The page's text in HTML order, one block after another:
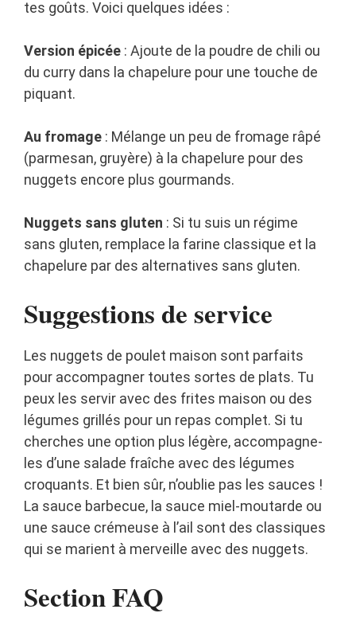
tes goûts. Voici quelques idées :
Version épicée : Ajoute de la poudre de chili ou
du curry dans la chapelure pour une touche de
piquant.
Au fromage : Mélange un peu de fromage râpé
(parmesan, gruyère) à la chapelure pour des
nuggets encore plus gourmands.
Nuggets sans gluten : Si tu suis un régime
sans gluten, remplace la farine classique et la
chapelure par des alternatives sans gluten.
Suggestions de service
Les nuggets de poulet maison sont parfaits
pour accompagner toutes sortes de plats. Tu
peux les servir avec des frites maison ou des
légumes grillés pour un repas complet. Si tu
cherches une option plus légère, accompagne-
les d’une salade fraîche avec des légumes
croquants. Et bien sûr, n’oublie pas les sauces !
La sauce barbecue, la sauce miel-moutarde ou
une sauce crémeuse à l’ail sont des classiques
qui se marient à merveille avec des nuggets.
Section FAQ